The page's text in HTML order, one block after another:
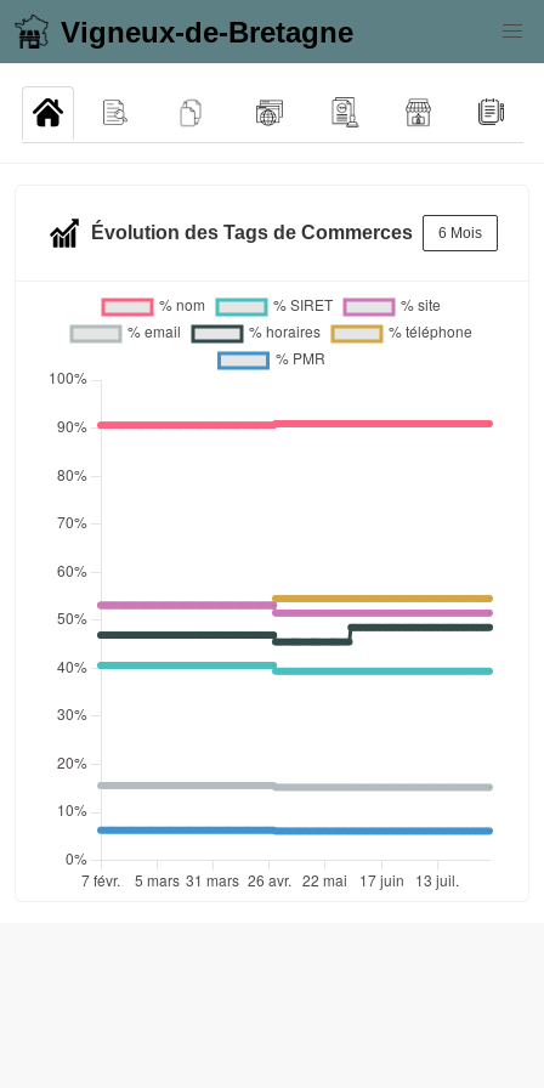
Vigneux-de-Bretagne
Évolution des Tags de Commerces 6 Mois